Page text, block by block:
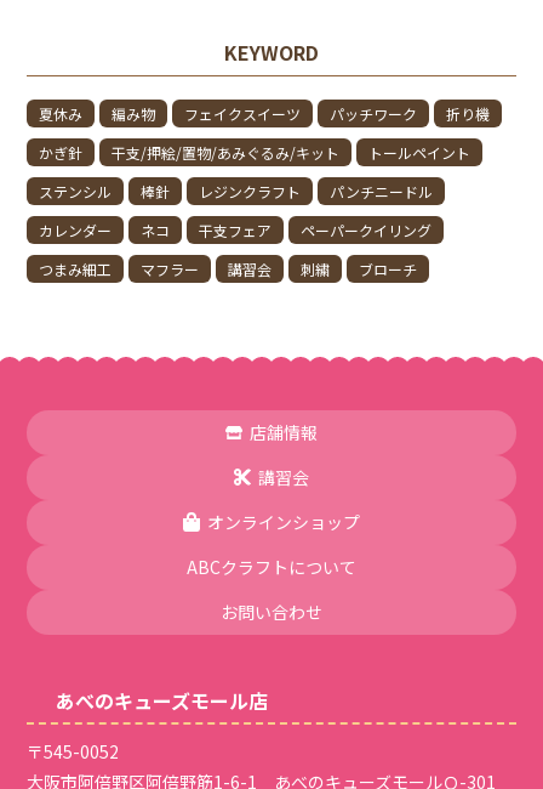
KEYWORD
夏休み 編み物 フェイクスイーツ パッチワーク
折り機
かぎ針
干支/押絵/置物/あみぐるみ/キット
トールペイント
ステンシル
棒針 レジンクラフト
パンチニードル
カレンダー
ネコ 干支フェア
ペーパークイリング
つまみ細工
マフラー 講習会 刺繍 ブローチ
店舗情報
講習会
オンラインショップ
ABCクラフトについて
お問い合わせ
あべのキューズモール店
〒545-0052
大阪市阿倍野区阿倍野筋1-6-1 あべのキューズモールＱ-301